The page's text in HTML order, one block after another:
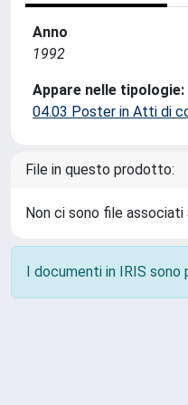
Anno
1992
Appare nelle tipologie:
04.03 Poster in Atti di
File in questo prodotto:
Non ci sono file
I documenti in IRIS